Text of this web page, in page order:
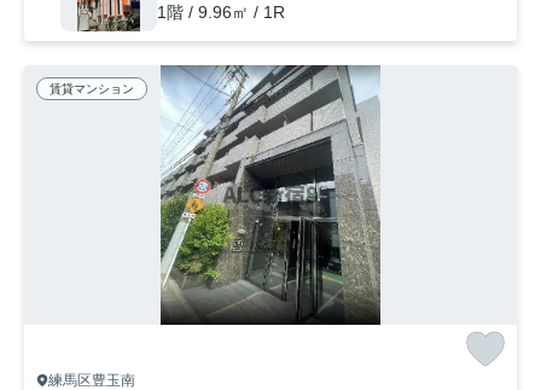
1階 / 9.96㎡ / 1R
賃貸マンション
練馬区豊玉南